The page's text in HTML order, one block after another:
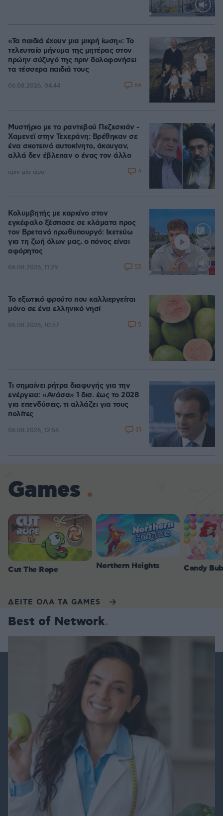
Loaded:
«Τα παιδιά έχουν μια μικρή ίωση»: Το
τελευταίο μήνυμα της μητέρας στον
πρώην σύζυγό της πριν δολοφονήσει
τα τέσσερα παιδιά τους
06.08.2026, 04:44 66
Μυστήριο με το ραντεβού Πεζεσκιάν -
Χαμενεϊ στην Τεχεράνη: Βρέθηκαν σε
ένα σκοτεινό αυτοκίνητο, άκουγαν,
αλλά δεν έβλεπαν ο ένας τον άλλο
πριν μία ώρα 4
Loaded
Κολυμβητής με καρκίνο στον
εγκέφαλο ξέσπασε σε κλάματα προς
τον Βρετανό πρωθυπουργό: Ικετεύω
για τη ζωή όλων μας, ο πόνος είναι
αφόρητος
06.08.2026, 11:29 55
Το εξωτικό φρούτο που καλλιεργείται
μόνο σε ένα ελληνικό νησί
06.08.2026, 10:57 5
Τι σημαίνει ρήτρα διαφυγής για την
ενέργεια: «Ανάσα» 1 δισ. έως το 2028
για επενδύσεις, τι αλλάζει για τους
πολίτες
06.08.2026, 12:56 31
Games
Cut The Rope Northern Heights Candy
ΔΕΙΤΕ ΟΛΑ ΤΑ GAMES
Best of Network